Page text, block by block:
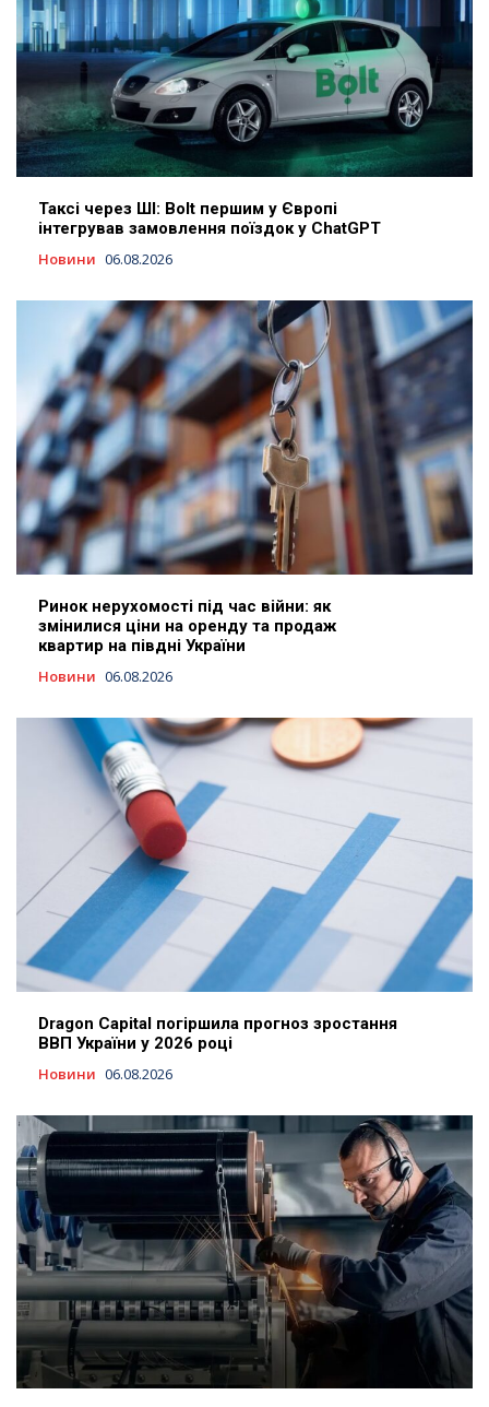
Таксі через ШІ: Bolt першим у Європі
інтегрував замовлення поїздок у ChatGPT
Новини 06.08.2026
Ринок нерухомості під час війни: як
змінилися ціни на оренду та продаж
квартир на півдні України
Новини 06.08.2026
Dragon Capital погіршила прогноз зростання
ВВП України у 2026 році
Новини 06.08.2026